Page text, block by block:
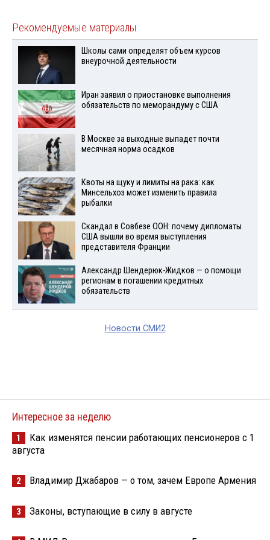
Рекомендуемые материалы
Школы сами определят объем курсов
внеурочной деятельности
Иран заявил о приостановке выполнения
обязательств по меморандуму с США
В Москве за выходные выпадет почти
месячная норма осадков
Квоты на щуку и лимиты на рака: как
Минсельхоз может изменить правила
рыбалки
Скандал в Совбезе ООН: почему дипломаты
США вышли во время выступления
представителя Франции
Александр Шендерюк-Жидков — о помощи
регионам в погашении кредитных
обязательств
Новости СМИ2
Интересное за неделю
1
Как изменятся пенсии работающих пенсионеров с 1
августа
2 Владимир Джабаров — о том, зачем Европе Армения
3 Законы, вступающие в силу в августе